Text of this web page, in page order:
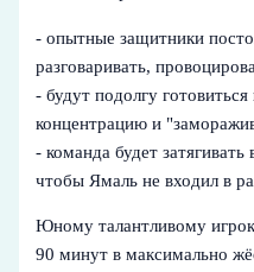
- опытные защитники
разговаривать,
- будут подолгу
концентрацию и
- команда будет
чтобы Ямаль не входил в
Юному талантливому
90 минут в максимально